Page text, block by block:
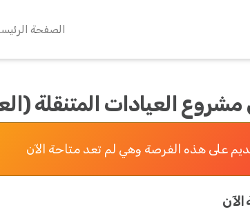
الصفحة
العيادات المتنقلة
على هذه الفرصة وهي لم تعد متاحة الآن